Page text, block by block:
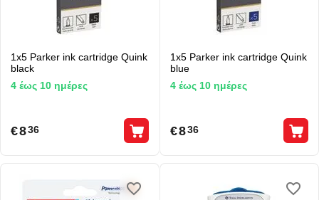
1x5 Parker ink cartridge Quink
black
4 έως 10 ημέρες
€8 36
1x5 Parker ink cartridge Quink
blue
4 έως 10 ημέρες
€8 36